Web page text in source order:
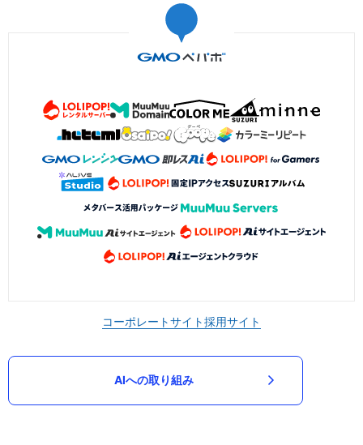
コーポレートサイト採用サイト
AIへの取り組み